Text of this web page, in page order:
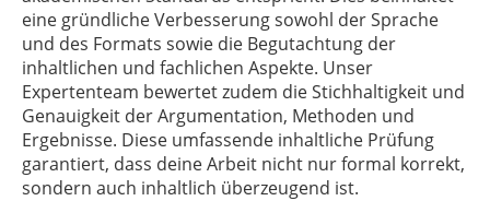
eine gründliche Verbesserung sowohl der Sprache
und des Formats sowie die Begutachtung der
inhaltlichen und fachlichen Aspekte. Unser
Expertenteam bewertet zudem die Stichhaltigkeit und
Genauigkeit der Argumentation, Methoden und
Ergebnisse. Diese umfassende inhaltliche Prüfung
garantiert, dass deine Arbeit nicht nur formal korrekt,
sondern auch inhaltlich überzeugend ist.